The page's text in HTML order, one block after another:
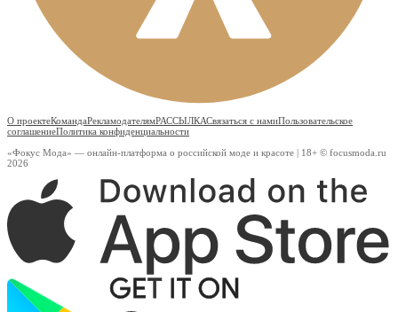
О проектеКомандаРекламодателямРАССЫЛКАСвязаться с намиПользовательское
соглашениеПолитика конфиденциальности
«Фокус Мода» — онлайн-платформа о российской моде и красоте | 18+ © focusmoda.ru
2026